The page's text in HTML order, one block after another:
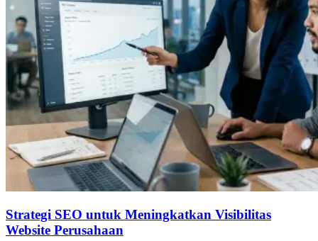
Strategi SEO untuk Meningkatkan Visibilitas
Website Perusahaan